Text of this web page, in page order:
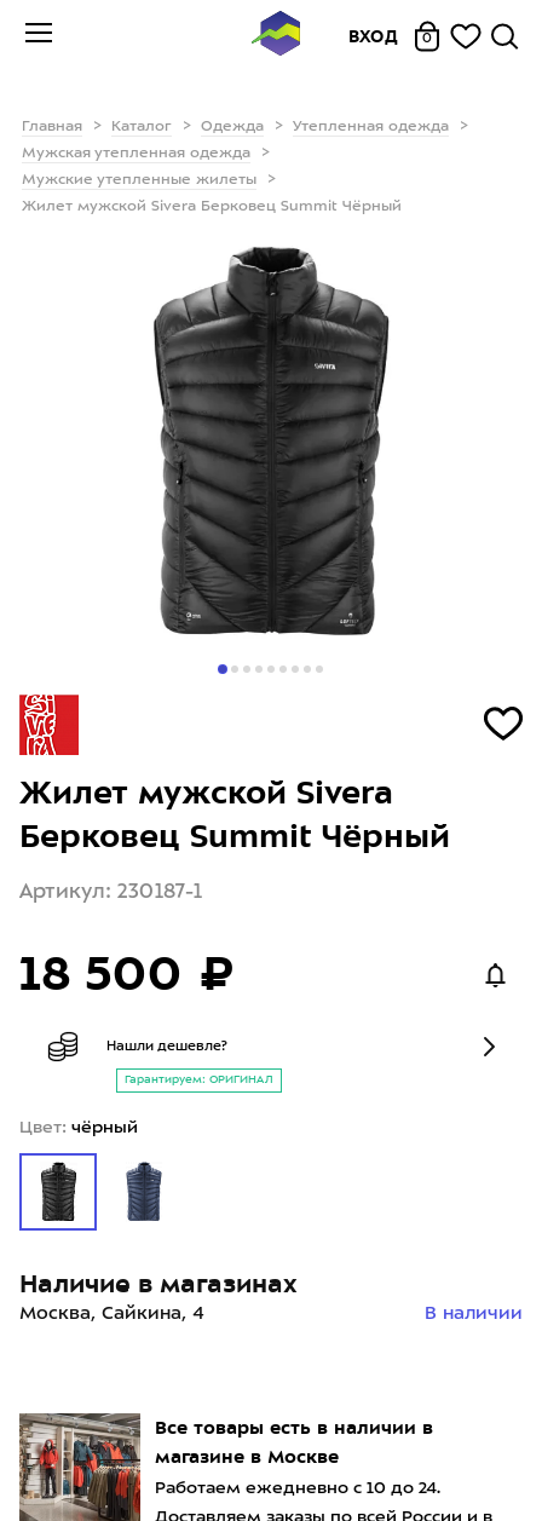
ВХОД 0
Главная Каталог Одежда
Утепленная одежда
Мужская утепленная одежда
Мужские утепленные жилеты
Жилет мужской Sivera Берковец Summit Чёрный
Все товары есть в наличии в
магазине в Москве
Работаем ежедневно с 10 до 24.
Доставляем заказы по всей России и в
Жилет мужской Sivera
Берковец Summit Чёрный
Артикул: 230187-1
18 500 ₽
Нашли дешевле?
Гарантируем: ОРИГИНАЛ
Цвет: чёрный
Наличие в магазинах
Москва, Сайкина, 4 В наличии